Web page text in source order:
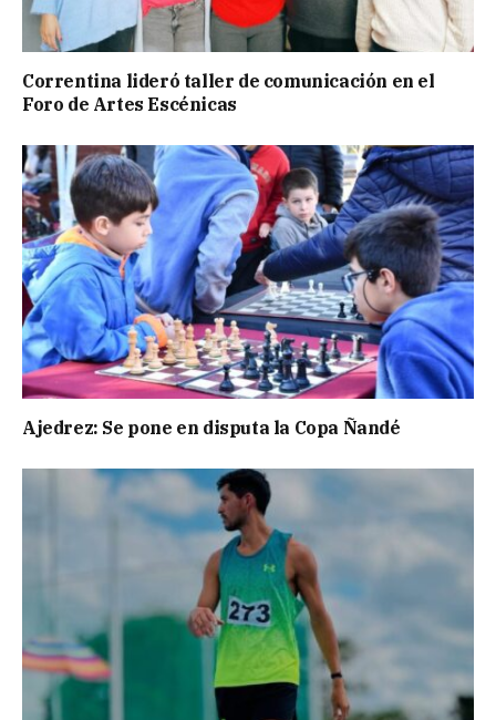
Correntina lideró taller de comunicación en el
Foro de Artes Escénicas
Ajedrez: Se pone en disputa la Copa Ñandé